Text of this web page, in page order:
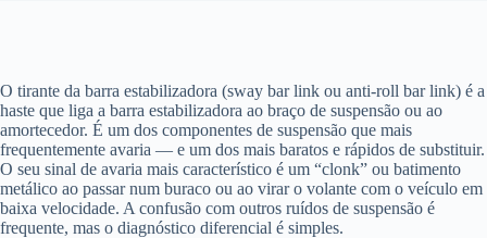
O tirante da barra estabilizadora (sway bar link ou anti-roll bar link) é a
haste que liga a barra estabilizadora ao braço de suspensão ou ao
amortecedor. É um dos componentes de suspensão que mais
frequentemente avaria — e um dos mais baratos e rápidos de substituir.
O seu sinal de avaria mais característico é um “clonk” ou batimento
metálico ao passar num buraco ou ao virar o volante com o veículo em
baixa velocidade. A confusão com outros ruídos de suspensão é
frequente, mas o diagnóstico diferencial é simples.